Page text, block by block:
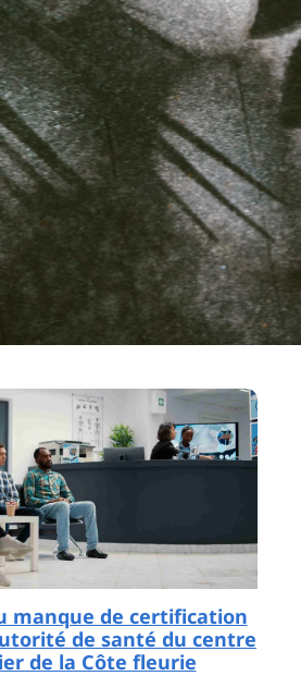
manque de certification
de santé du centre
de la Côte fleurie